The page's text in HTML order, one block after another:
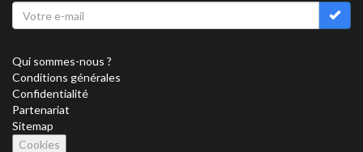
Qui sommes-nous ?
Conditions générales
Confidentialité
Partenariat
Sitemap
Cookies